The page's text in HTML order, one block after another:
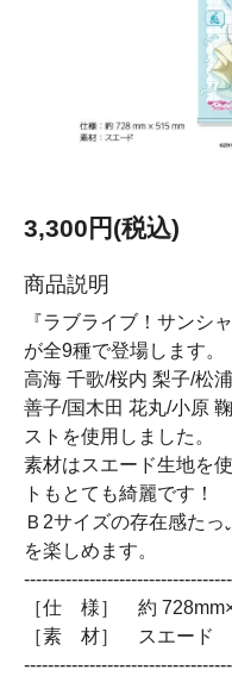
3,300円(税込)
商品説明
『ラブライブ！サンシ
が全9種で登場します。
高海 千歌/桜内 梨子/松
善子/国木田 花丸/小原
ストを使用しました。
素材はスエード生地を
トもとても綺麗です！
Ｂ2サイズの存在感た
を楽しめます。
［仕 様］ 約
［素 材］ スエード